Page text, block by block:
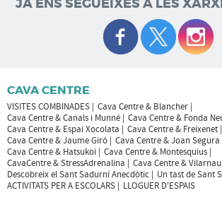
JA ENS SEGUEIXES A LES
CAVA CENTRE
VISITES COMBINADES
Cava Centre & Blancher
Cava Centre & Canals i Munné
Cava Centre & Fonda
Cava Centre & Espai Xocolata
Cava Centre & Freixenet
Cava Centre & Jaume Giró
Cava Centre & Joan Segura
Cava Centre & Hatsukoi
Cava Centre & Montesquius
CavaCentre & StressAdrenalina
Cava Centre & Vilarnau
Descobreix el Sant Sadurní Anecdòtic
Un tast de Sant
ACTIVITATS PER A ESCOLARS
LLOGUER D'ESPAIS